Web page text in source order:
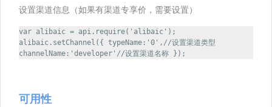
设置渠道信息（如果有渠道专享价，需要设置）
var alibaic = api.require('alibaic');
alibaic.setChannel({ typeName:'0',//设置渠道类型
channelName:'developer'//设置渠道名称 });
可用性